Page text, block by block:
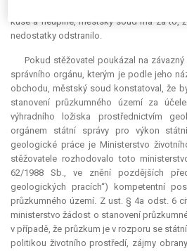
kusé a neúplné, městský soud má za to,
nedostatky odstranilo.
Pokud stěžovatel poukázal na
správního orgánu, kterým je podle jeho
obchodu, městský soud konstatoval, že
stanovení průzkumného území za
výhradního ložiska prostřednictvím
orgánem státní správy pro výkon
geologické práce je Ministerstvo
stěžovatele rozhodovalo toto
62/1988 Sb., ve znění pozdějších
geologických pracích“) kompetentní
průzkumného území. Z ust. § 4a odst. 6
ministerstvo žádost o stanovení
v případě, že průzkum je v rozporu se
politikou životního prostředí, zájmy